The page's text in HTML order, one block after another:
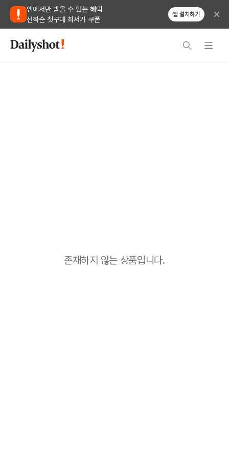
앱에서만 받을 수 있는 혜택
선착순 첫구매 최저가 쿠폰
앱 설치하기
존재하지 않는 상품입니다.